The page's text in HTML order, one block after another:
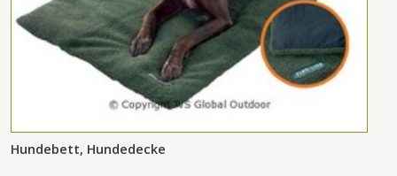
Hundebett, Hundedecke